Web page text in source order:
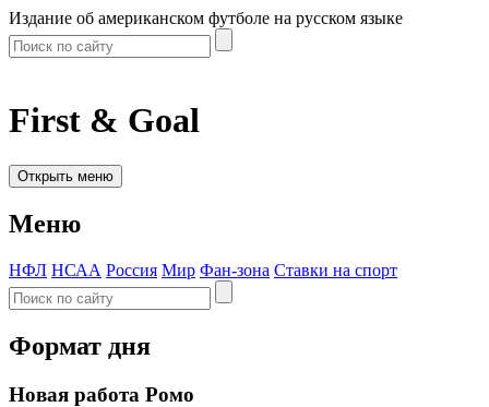
Издание об американском футболе на русском языке
First & Goal
Открыть меню
Меню
НФЛ НСАА Россия Мир Фан-зона Ставки на спорт
Формат дня
Новая работа Ромо